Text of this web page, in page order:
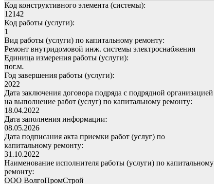
Код конструктивного элемента (системы):
12142
Код работы (услуги):
1
Вид работы (услуги) по капитальному ремонту:
Ремонт внутридомовой инж. системы электроснабжения
Единица измерения работы (услуги):
пог.м.
Год завершения работы (услуги):
2022
Дата заключения договора подряда с подрядной организацией
на выполнение работ (услуг) по капитальному ремонту:
18.04.2022
Дата заполнения информации:
08.05.2026
Дата подписания акта приемки работ (услуг) по
капитальному ремонту:
31.10.2022
Наименование исполнителя работы (услуги) по капитальному
ремонту:
ООО ВолгоПромСтрой